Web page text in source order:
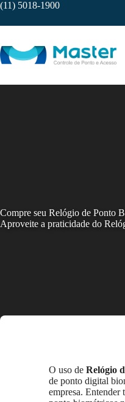
Skip
content
(11) 5018-1900
Compre seu Relógio de Ponto
Aproveite a praticidade do
O uso de Relógio
de ponto digital
empresa. Entender